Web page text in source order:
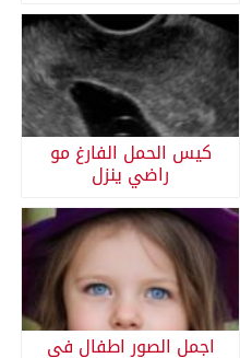
كيس الحمل الفارغ مو
راضي ينزل
اجمل الصور اطفال فى